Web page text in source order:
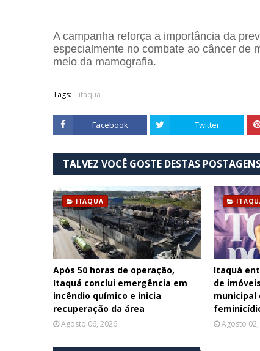
A campanha reforça a importância da
especialmente no combate ao câncer de
meio da mamografia.
Tags: itaqua
Facebook Twitter
TALVEZ VOCÊ GOSTE DESTAS
ITAQUA
Após 50 horas de operação,
Itaquá conclui emergência em
incêndio químico e inicia
recuperação da área
Agosto 06, 2026
Itaquá
de
municipal
Agosto